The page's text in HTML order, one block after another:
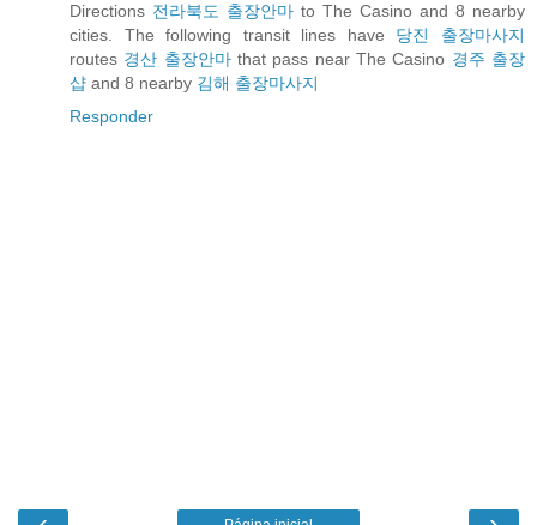
Directions 전라북도 출장안마 to The Casino and 8 nearby
cities. The following transit lines have 당진 출장마사지
routes 경산 출장안마that pass near The Casino 경주 출장
샵 and 8 nearby 김해 출장마사지
Responder